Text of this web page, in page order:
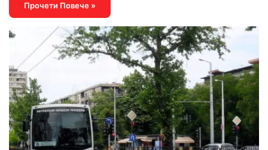
Прочети Повече »